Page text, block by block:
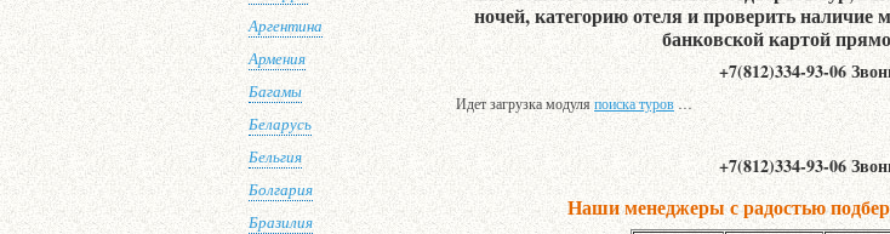
Аргентина
Армения
Багамы
Беларусь
Бельгия
Болгария
Бразилия
ночей, категорию отеля и проверить наличие
банковской картой
+7(812)334-93-06
Идет загрузка модуляпоиска туров …
+7(812)334-93-06
Наши менеджеры с радостью